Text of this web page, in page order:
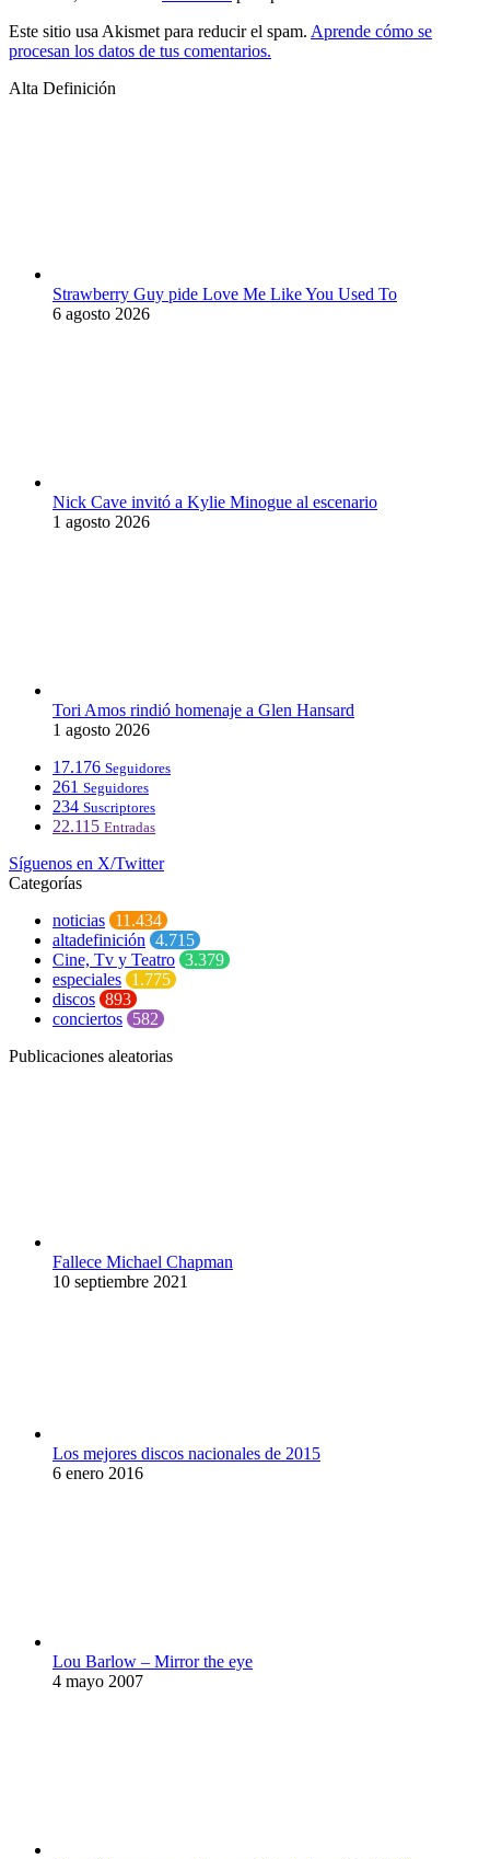
Este sitio usa Akismet para reducir el spam. Aprende cómo se
procesan los datos de tus comentarios.
Alta Definición
Strawberry Guy pide Love Me Like You Used To
6 agosto 2026
Nick Cave invitó a Kylie Minogue al escenario
1 agosto 2026
Tori Amos rindió homenaje a Glen Hansard
1 agosto 2026
17.176 Seguidores
261 Seguidores
234 Suscriptores
22.115 Entradas
Síguenos en X/Twitter
Categorías
noticias 11.434
altadefinición 4.715
Cine, Tv y Teatro 3.379
especiales 1.775
discos 893
conciertos 582
Publicaciones aleatorias
Fallece Michael Chapman
10 septiembre 2021
Los mejores discos nacionales de 2015
6 enero 2016
Lou Barlow – Mirror the eye
4 mayo 2007